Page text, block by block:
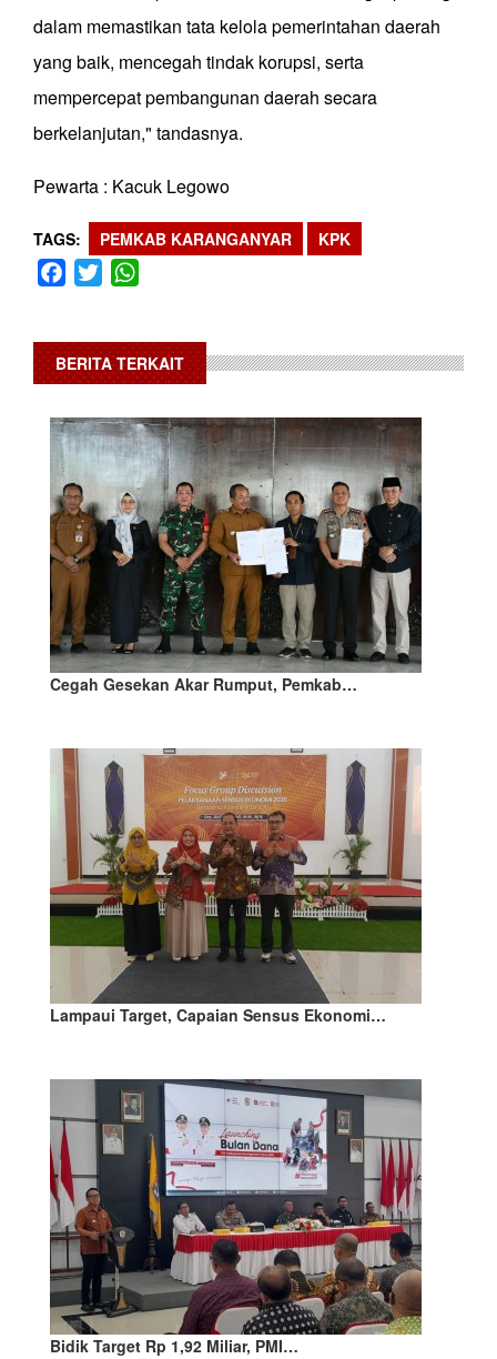
dalam memastikan tata kelola pemerintahan daerah
yang baik, mencegah tindak korupsi, serta
mempercepat pembangunan daerah secara
berkelanjutan," tandasnya.
Pewarta : Kacuk Legowo
TAGS PEMKAB KARANGANYAR KPK
Facebook
Twitter
BERITA TERKAIT
Cegah Gesekan Akar Rumput, Pemkab…
Lampaui Target, Capaian Sensus Ekonomi…
Bidik Target Rp 1,92 Miliar, PMI…